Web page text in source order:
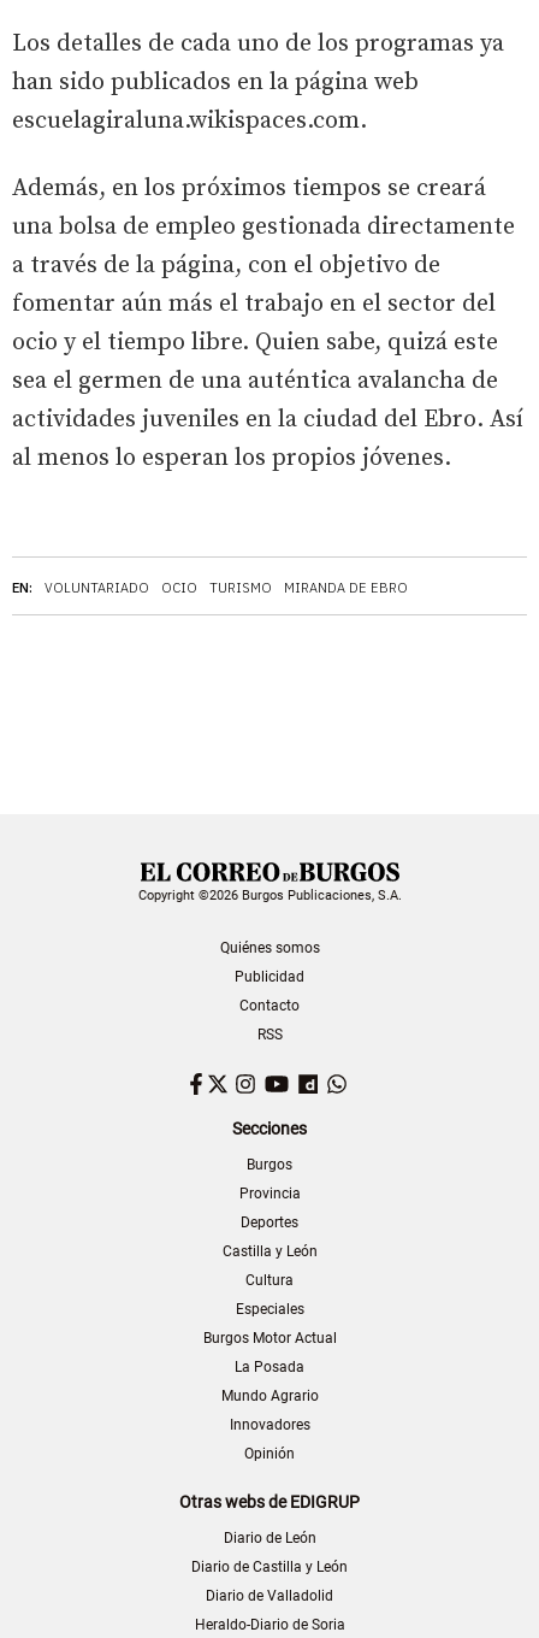
EN: VOLUNTARIADO OCIO TURISMO MIRANDA DE EBRO
Los detalles de cada uno de los programas ya
han sido publicados en la página web
escuelagiraluna.wikispaces.com.
Además, en los próximos tiempos se creará
una bolsa de empleo gestionada directamente
a través de la página, con el objetivo de
fomentar aún más el trabajo en el sector del
ocio y el tiempo libre. Quien sabe, quizá este
sea el germen de una auténtica avalancha de
actividades juveniles en la ciudad del Ebro. Así
al menos lo esperan los propios jóvenes.
Copyright ©2026 Burgos Publicaciones, S.A.
Quiénes somos
Publicidad
Contacto
RSS
Facebook
TwitterInstagram
YouTubeDailymotion
Secciones
Burgos
Provincia
Deportes
Castilla y León
Cultura
Especiales
Burgos Motor Actual
La Posada
Mundo Agrario
Innovadores
Opinión
Otras webs de EDIGRUP
Diario de León
Diario de Castilla y León
Diario de Valladolid
Heraldo-Diario de Soria